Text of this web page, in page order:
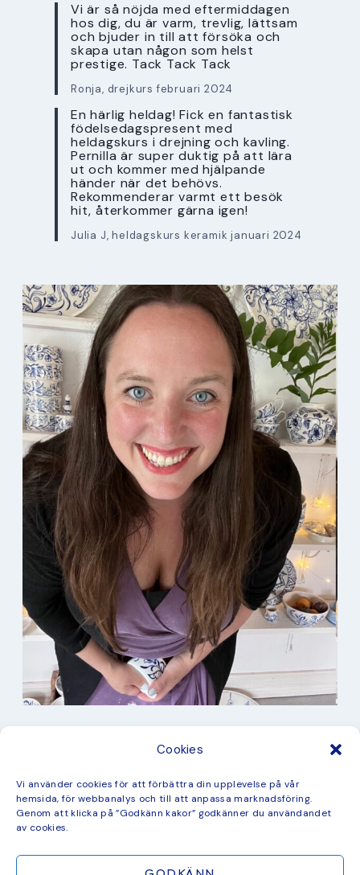
Cookies
Vi använder cookies för att förbättra din upplevelse på vår
hemsida, för webbanalys och till att anpassa marknadsföring.
Genom att klicka på ”Godkänn kakor” godkänner du användandet
av cookies.
Vi är så nöjda med eftermiddagen
hos dig, du är varm, trevlig, lättsam
och bjuder in till att försöka och
skapa utan någon som helst
prestige. Tack Tack Tack
Ronja, drejkurs februari 2024
En härlig heldag! Fick en fantastisk
födelsedagspresent med
heldagskurs i drejning och kavling.
Pernilla är super duktig på att lära
ut och kommer med hjälpande
händer när det behövs.
Rekommenderar varmt ett besök
hit, återkommer gärna igen!
Julia J, heldagskurs keramik januari 2024
Kurser
Måleri
mina favorit recept
Mönster